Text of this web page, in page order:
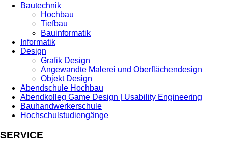
Bautechnik
Hochbau
Tiefbau
Bauinformatik
Informatik
Design
Grafik Design
Angewandte Malerei und Oberflächendesign
Objekt Design
Abendschule Hochbau
Abendkolleg Game Design | Usability Engineering
Bauhandwerkerschule
Hochschulstudiengänge
SERVICE